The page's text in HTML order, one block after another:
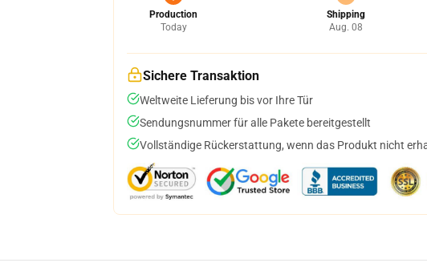
Production
Today
Shipping
Aug. 08
Sichere Transaktion
Weltweite Lieferung bis vor Ihre Tür
Sendungsnummer für alle Pakete bereitgestellt
Vollständige Rückerstattung, wenn das Produkt nicht